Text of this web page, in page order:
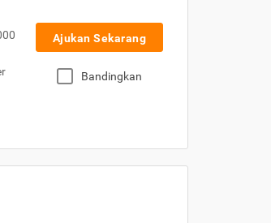
Ajukan Sekarang
Bandingkan